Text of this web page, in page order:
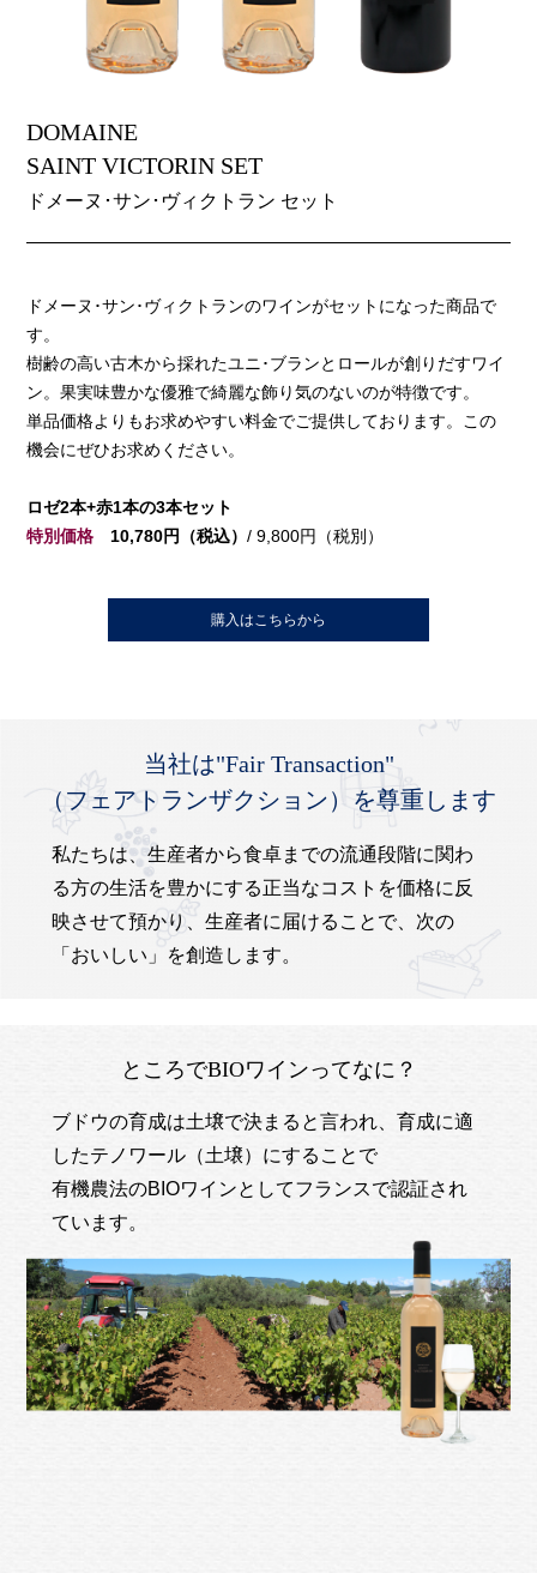
DOMAINE
SAINT VICTORIN SET
ドメーヌ･サン･ヴィクトラン セット
ドメーヌ･サン･ヴィクトランのワインがセットになった商品で
す。
樹齢の高い古木から採れたユニ･ブランとロールが創りだすワイ
ン。果実味豊かな優雅で綺麗な飾り気のないのが特徴です。
単品価格よりもお求めやすい料金でご提供しております。この
機会にぜひお求めください。
ロゼ2本+赤1本の3本セット
特別価格 10,780円（税込）/ 9,800円（税別）
購入はこちらから
当社は"Fair Transaction"
（フェアトランザクション） を尊重します
私たちは、生産者から食卓までの流通段階に関わ
る方の生活を豊かにする正当なコストを価格に反
映させて預かり、生産者に届けることで、次の
「おいしい」を創造します。
ところでBIOワインってなに？
ブドウの育成は土壌で決まると言われ、育成に適
したテノワール（土壌）にすることで
有機農法のBIOワインとしてフランスで認証され
ています。